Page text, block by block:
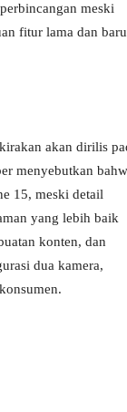
meski
fitur lama dan baru
akan dirilis
menyebutkan
15, meski detail
yang lebih baik
konten, dan
dua kamera,